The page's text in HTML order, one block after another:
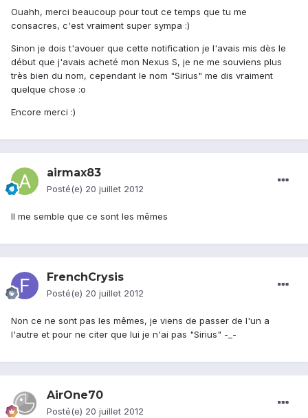
Ouahh, merci beaucoup pour tout ce temps que tu me
consacres, c'est vraiment super sympa :)
Sinon je dois t'avouer que cette notification je l'avais mis dès le
début que j'avais acheté mon Nexus S, je ne me souviens plus
très bien du nom, cependant le nom "Sirius" me dis vraiment
quelque chose :o
Encore merci :)
airmax83
Posté(e) 20 juillet 2012
Il me semble que ce sont les mêmes
FrenchCrysis
Posté(e) 20 juillet 2012
Non ce ne sont pas les mêmes, je viens de passer de l'un a
l'autre et pour ne citer que lui je n'ai pas "Sirius" -_-
AirOne70
Posté(e) 20 juillet 2012